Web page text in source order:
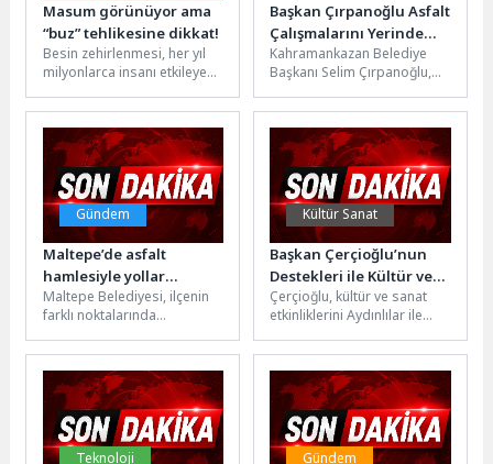
Masum görünüyor ama
“buz” tehlikesine dikkat!
Besin zehirlenmesi, her yıl
milyonlarca insanı etkileyen
sorunu olmayı sürdürüyor.
Dünya...
Başkan Çırpanoğlu Asfalt
Çalışmalarını Yerinde
İnceledi
Kahramankazan Belediye
Başkanı Selim Çırpanoğlu,
üstyapı çalışmalarını
yakından takip etmeye
devam...
Gündem
Maltepe’de asfalt
hamlesiyle yollar
yenileniyor
Maltepe Belediyesi, ilçenin
farklı noktalarında
çalışmalarına Fındıklı
Mahallesi Fırat Sokak’ta
devam ediyor.Planlama...
Kültür Sanat
Başkan Çerçioğlu’nun
Destekleri ile Kültür ve
Sanatın Kalbi Aydın’da
Atıyor
Çerçioğlu, kültür ve sanat
etkinliklerini Aydınlılar ile
ediyor.Aydın Büyükşehir
Belediyesi
Konservatuarı’nda notadan
solfeje,...
Teknoloji Gündem